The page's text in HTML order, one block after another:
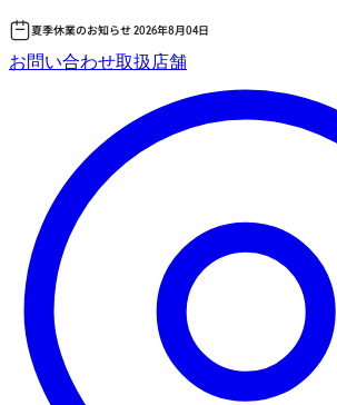
ン
ス
キッ
夏季休業のお知らせ 2026年8月04日
お問い合わせ取扱店舗